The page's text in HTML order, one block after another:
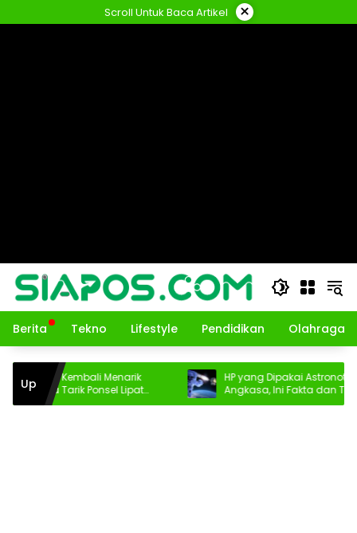
ke
Scroll Untuk Baca Artikel ×
Berita Tekno Lifestyle Pendidikan Olahraga
Up
Fold Kembali Menarik
Daya Tarik Ponsel Lipat
HP yang Dipakai Astronot di Luar
Angkasa, Ini Fakta dan